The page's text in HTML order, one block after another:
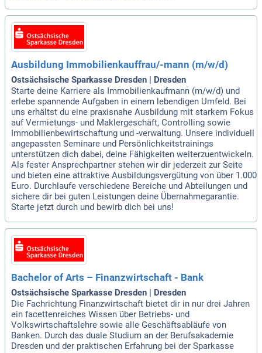
Ausbildung Immobilienkauffrau/-mann (m/w/d)
Ostsächsische Sparkasse Dresden | Dresden
Starte deine Karriere als Immobilienkaufmann (m/w/d) und
erlebe spannende Aufgaben in einem lebendigen Umfeld. Bei
uns erhältst du eine praxisnahe Ausbildung mit starkem Fokus
auf Vermietungs- und Maklergeschäft, Controlling sowie
Immobilienbewirtschaftung und -verwaltung. Unsere individuell
angepassten Seminare und Persönlichkeitstrainings
unterstützen dich dabei, deine Fähigkeiten weiterzuentwickeln.
Als fester Ansprechpartner stehen wir dir jederzeit zur Seite
und bieten eine attraktive Ausbildungsvergütung von über 1.000
Euro. Durchlaufe verschiedene Bereiche und Abteilungen und
sichere dir bei guten Leistungen deine Übernahmegarantie.
Starte jetzt durch und bewirb dich bei uns!
Bachelor of Arts – Finanzwirtschaft - Bank
Ostsächsische Sparkasse Dresden | Dresden
Die Fachrichtung Finanzwirtschaft bietet dir in nur drei Jahren
ein facettenreiches Wissen über Betriebs- und
Volkswirtschaftslehre sowie alle Geschäftsabläufe von
Banken. Durch das duale Studium an der Berufsakademie
Dresden und der praktischen Erfahrung bei der Sparkasse